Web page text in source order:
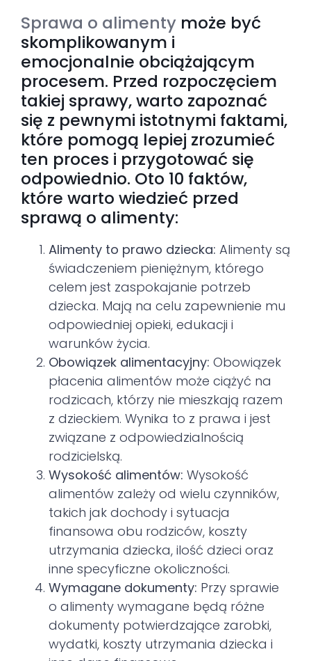
Sprawa o alimenty może być
skomplikowanym i
emocjonalnie obciążającym
procesem. Przed rozpoczęciem
takiej sprawy, warto zapoznać
się z pewnymi istotnymi faktami,
które pomogą lepiej zrozumieć
ten proces i przygotować się
odpowiednio. Oto 10 faktów,
które warto wiedzieć przed
sprawą o alimenty:
Alimenty to prawo dziecka: Alimenty są
świadczeniem pieniężnym, którego
celem jest zaspokajanie potrzeb
dziecka. Mają na celu zapewnienie mu
odpowiedniej opieki, edukacji i
warunków życia.
Obowiązek alimentacyjny: Obowiązek
płacenia alimentów może ciążyć na
rodzicach, którzy nie mieszkają razem
z dzieckiem. Wynika to z prawa i jest
związane z odpowiedzialnością
rodzicielską.
Wysokość alimentów: Wysokość
alimentów zależy od wielu czynników,
takich jak dochody i sytuacja
finansowa obu rodziców, koszty
utrzymania dziecka, ilość dzieci oraz
inne specyficzne okoliczności.
Wymagane dokumenty: Przy sprawie
o alimenty wymagane będą różne
dokumenty potwierdzające zarobki,
wydatki, koszty utrzymania dziecka i